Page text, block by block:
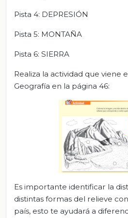
Pista 4: DEPRESIÓN
Pista 5: MONTAÑA
Pista 6: SIERRA
Realiza la actividad que viene
Geografía en la página 46:
Es importante identificar la
distintas formas del relieve
país, esto te ayudará a